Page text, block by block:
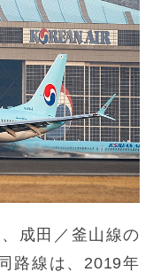
成田／釜山線の
路線は、2019年